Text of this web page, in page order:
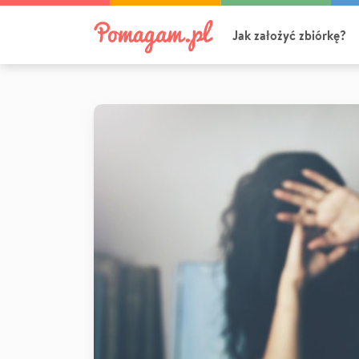
Jak założyć zbiórkę?